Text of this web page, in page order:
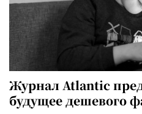
Журнал Atlantic
будущее дешевого